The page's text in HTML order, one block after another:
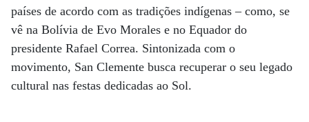
países de acordo com as tradições indígenas – como, se
vê na Bolívia de Evo Morales e no Equador do
presidente Rafael Correa. Sintonizada com o
movimento, San Clemente busca recuperar o seu legado
cultural nas festas dedicadas ao Sol.